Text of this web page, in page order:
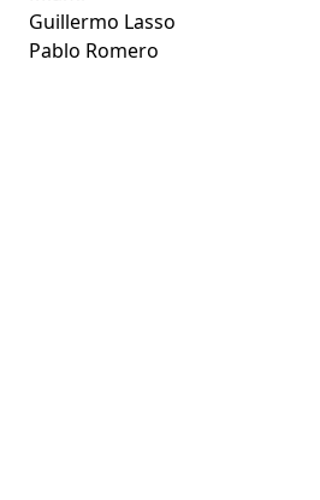
Guillermo Lasso
Pablo Romero